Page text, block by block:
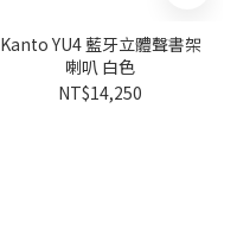
Kanto YU4 藍牙立體聲書架
喇叭 白色
NT$14,250